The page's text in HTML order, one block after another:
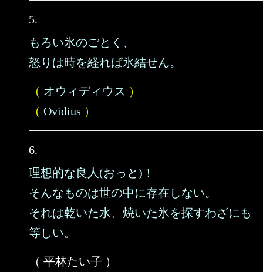
5.
もろい氷のごとく、
怒りは時を経れば氷結せん。
（ オウィディウス ）
（ Ovidius ）
6.
理想的な良人(おっと)！
そんなものは世の中に存在しない。
それは乾いた水、焼いた氷を探すわざにも
等しい。
（ 平林たい子 ）